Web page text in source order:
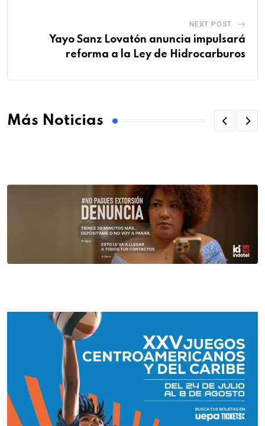
NEXT POST
Yayo Sanz Lovatón anuncia impulsará
reforma a la Ley de Hidrocarburos
Más Noticias